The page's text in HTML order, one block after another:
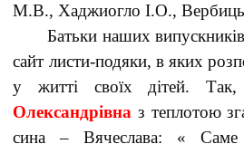
М.В., Хаджиогло І.О.,
Батьки наших
сайт листи-подяки, в яких
у житті своїх дітей. Так,
Олександрівназ теплотою
сина – Вячеслава: « Саме